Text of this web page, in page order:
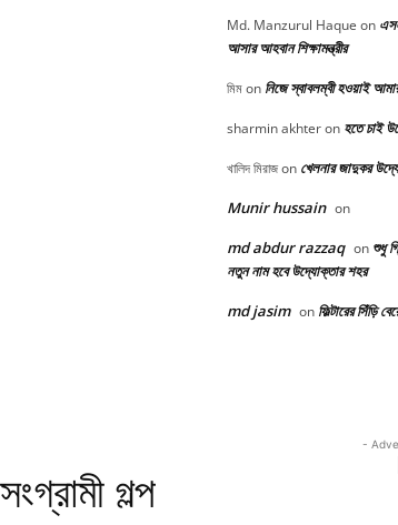
Md. Manzurul Haque on
আসার আহবান শিক্ষামন্ত্রীর
মিমon নিজে স্বাবলম্বী হওয়াই
sharmin akhteron হতে চাই
খালিদ মিরাজon খেলনার জাদুকর
Munir hussain on
md abdur razzaq on শুধু
নতুন নাম হবে উদ্যোক্তার শহর
md jasim on ফিল্টারের সিঁড়ি